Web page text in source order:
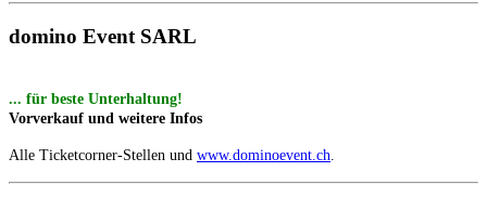
domino Event SARL
... für beste Unterhaltung!
Vorverkauf und weitere Infos
Alle Ticketcorner-Stellen und www.dominoevent.ch